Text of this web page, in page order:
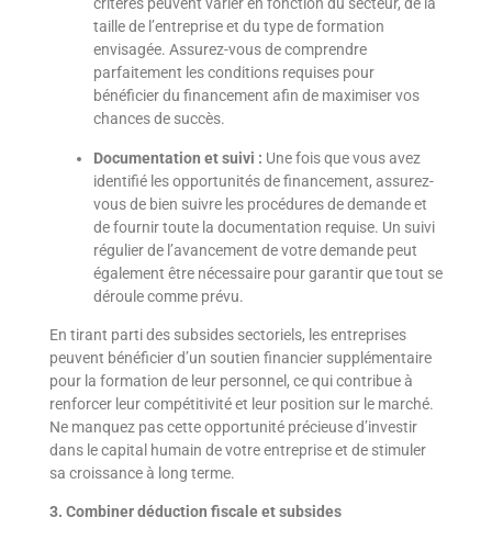
taille de l’entreprise et du type de formation
envisagée. Assurez-vous de comprendre
parfaitement les conditions requises pour
bénéficier du financement afin de maximiser vos
chances de succès.
Documentation et suivi : Une fois que vous avez
identifié les opportunités de financement, assurez-
vous de bien suivre les procédures de demande et
de fournir toute la documentation requise. Un suivi
régulier de l’avancement de votre demande peut
également être nécessaire pour garantir que tout se
déroule comme prévu.
En tirant parti des subsides sectoriels, les entreprises
peuvent bénéficier d’un soutien financier supplémentaire
pour la formation de leur personnel, ce qui contribue à
renforcer leur compétitivité et leur position sur le marché.
Ne manquez pas cette opportunité précieuse d’investir
dans le capital humain de votre entreprise et de stimuler
sa croissance à long terme.
3. Combiner déduction fiscale et subsides